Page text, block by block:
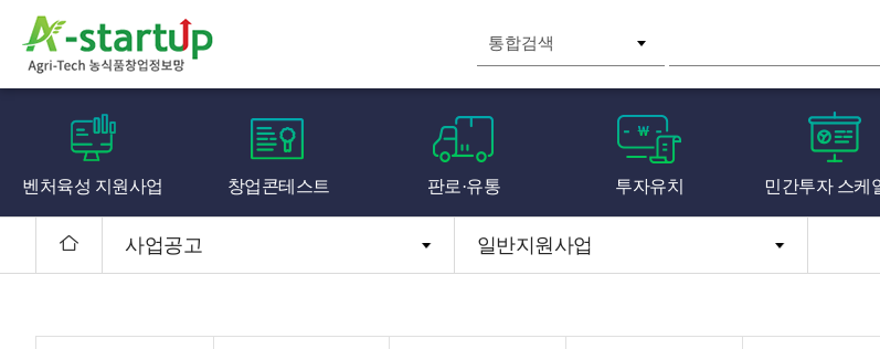
벤처육성 지원사업 창업콘테스트 판로·유통 투자유치 민간투자 스케
사업공고 일반지원사업